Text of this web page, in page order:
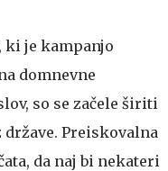
ki je kampanjo
domnevne
so se začele širiti
Preiskovalna
da naj bi nekateri